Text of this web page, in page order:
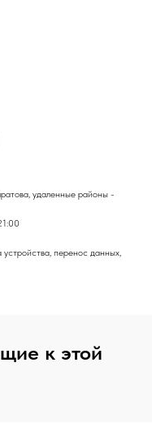
удаленные районы -
перенос данных,
к этой